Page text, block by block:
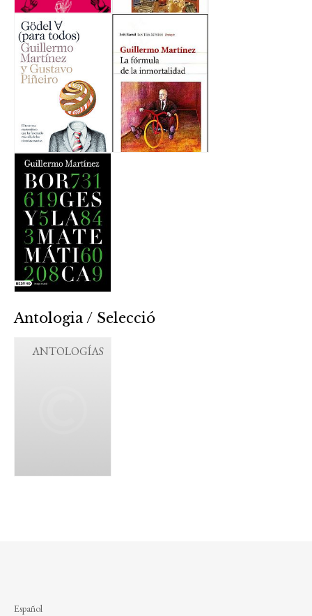
Antologia / Selecció
ANTOLOGÍAS
Español